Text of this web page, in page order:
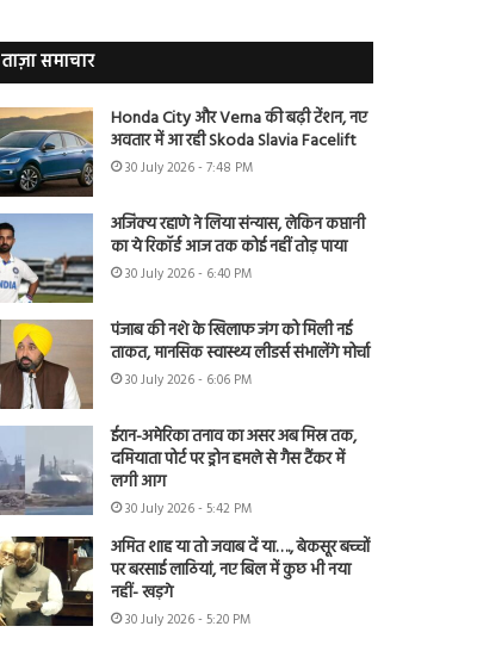
ताज़ा समाचार
Honda City और Verna की बढ़ी टेंशन, नए
अवतार में आ रही Skoda Slavia Facelift
30 July 2026 - 7:48 PM
अजिंक्य रहाणे ने लिया संन्यास, लेकिन कप्तानी
का ये रिकॉर्ड आज तक कोई नहीं तोड़ पाया
30 July 2026 - 6:40 PM
पंजाब की नशे के खिलाफ जंग को मिली नई
ताकत, मानसिक स्वास्थ्य लीडर्स संभालेंगे मोर्चा
30 July 2026 - 6:06 PM
ईरान-अमेरिका तनाव का असर अब मिस्र तक,
दमियाता पोर्ट पर ड्रोन हमले से गैस टैंकर में
लगी आग
30 July 2026 - 5:42 PM
अमित शाह या तो जवाब दें या…., बेकसूर बच्चों
पर बरसाई लाठियां, नए बिल में कुछ भी नया
नहीं- खड़गे
30 July 2026 - 5:20 PM